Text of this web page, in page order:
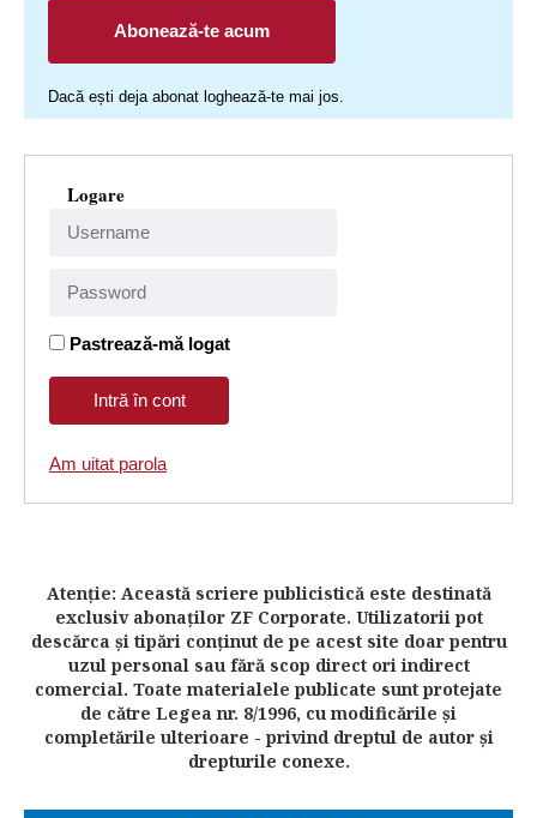
Abonează-te acum
Dacă ești deja abonat loghează-te mai jos.
Logare
Pastrează-mă logat
Am uitat parola
Atenţie: Această scriere publicistică este destinată
exclusiv abonaţilor ZF Corporate. Utilizatorii pot
descărca şi tipări conţinut de pe acest site doar pentru
uzul personal sau fără scop direct ori indirect
comercial. Toate materialele publicate sunt protejate
de către Legea nr. 8/1996, cu modificările şi
completările ulterioare - privind dreptul de autor şi
drepturile conexe.